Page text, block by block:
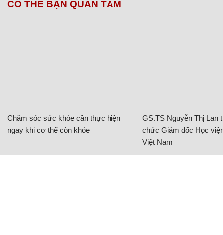
CÓ THỂ BẠN QUAN TÂM
Chăm sóc sức khỏe cần thực hiện
ngay khi cơ thể còn khỏe
GS.TS Nguyễn Thị Lan
chức Giám đốc Học
Việt Nam